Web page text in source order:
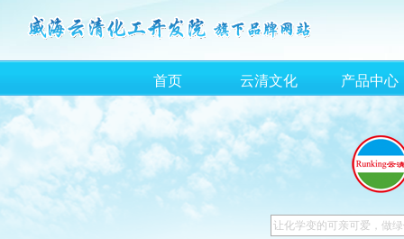
首页 云清文化 产品中心